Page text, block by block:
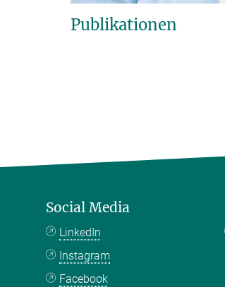
Publikationen
Social Media
LinkedIn
Instagram
Facebook